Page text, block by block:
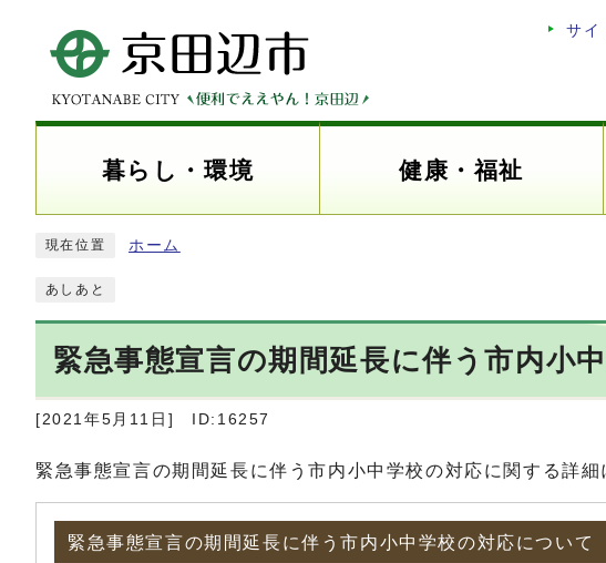
サイ
暮らし・環境 健康・福祉
現在位置 ホーム
あしあと
緊急事態宣言の期間延長に伴う市内小
[2021年5月11日] ID:16257
緊急事態宣言の期間延長に伴う市内小中学校の対応に関する詳
緊急事態宣言の期間延長に伴う市内小中学校の対応について